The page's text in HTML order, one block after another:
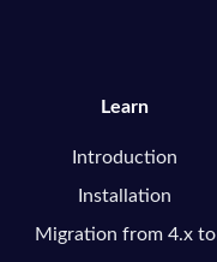
Learn
Introduction
Installation
Migration from 4.x to